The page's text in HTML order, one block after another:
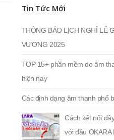
Tin Tức Mới
THÔNG BÁO LỊCH NGHỈ LỄ
VƯƠNG 2025
TOP 15+ phần mềm do âm
hiện nay
Các định dạng âm thanh phổ
Cách kết nối
với đầu OKARA